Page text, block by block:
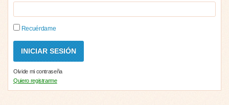
Recuérdame
Olvide mi contraseña
Quiero registrarme